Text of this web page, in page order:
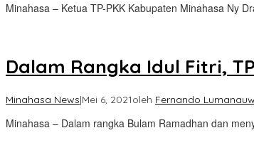
Minahasa – Ketua TP-PKK Kabupaten Minahasa Ny
Dalam Rangka Idul Fitri,
Minahasa News|Mei 6, 2021oleh Fernando Lumanauw
Minahasa – Dalam rangka Bulam Ramadhan dan